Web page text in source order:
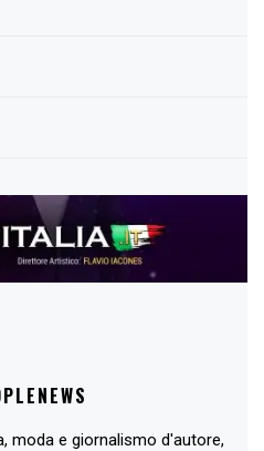
moda e giornalismo d'autore,